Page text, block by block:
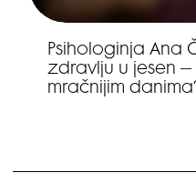
Psihologinja Ana
zdravlju u jesen
mračnijim